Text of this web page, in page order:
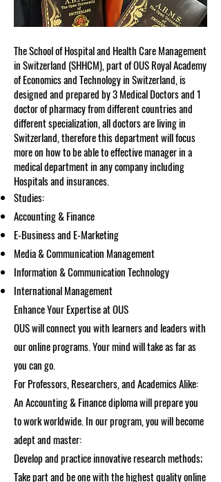
The School of Hospital and Health Care Management
in Switzerland (SHHCM), part of OUS Royal Academy
of Economics and Technology in Switzerland, is
designed and prepared by 3 Medical Doctors and 1
doctor of pharmacy from different countries and
different specialization, all doctors are living in
Switzerland, therefore this department will focus
more on how to be able to effective manager in a
medical department in any company including
Hospitals and insurances.
Studies:
Accounting & Finance
E-Business and E-Marketing
Media & Communication Management
Information & Communication Technology
International Management
Enhance Your Expertise at OUS
OUS will connect you with learners and leaders with
our online programs. Your mind will take as far as
you can go.
For Professors, Researchers, and Academics Alike:
An Accounting & Finance diploma will prepare you
to work worldwide. In our program, you will become
adept and master:
Develop and practice innovative research methods;
Take part and be one with the highest quality online